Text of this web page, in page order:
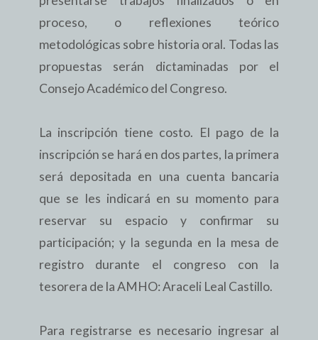
proceso, o reflexiones teórico
metodológicas sobre historia oral. Todas las
propuestas serán dictaminadas por el
Consejo Académico del Congreso.
La inscripción tiene costo. El pago de la
inscripción se hará en dos partes, la primera
será depositada en una cuenta bancaria
que se les indicará en su momento para
reservar su espacio y confirmar su
participación; y la segunda en la mesa de
registro durante el congreso con la
tesorera de la AMHO: Araceli Leal Castillo.
Para registrarse es necesario ingresar al